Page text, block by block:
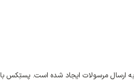
مرسولات ایجاد شده است. پستِکس با